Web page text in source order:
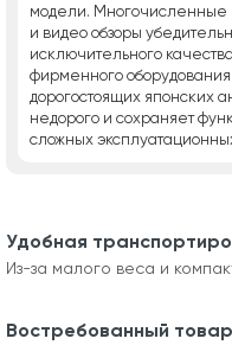
модели. Многочисленные
и видео обзоры
исключительного
фирменного
дорогостоящих японских
недорого и сохраняет
сложных
Удобная
Из-за малого веса и
Востребованный товар